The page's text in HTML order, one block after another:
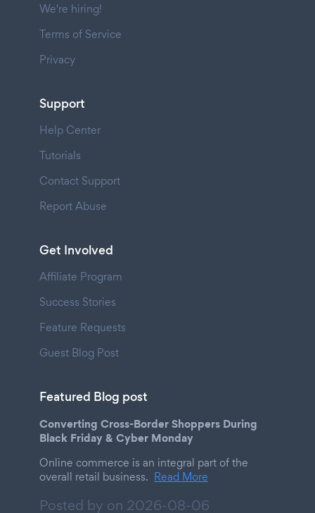
We're hiring!
Terms of Service
Privacy
Support
Help Center
Tutorials
Contact Support
Report Abuse
Get Involved
Affiliate Program
Success Stories
Feature Requests
Guest Blog Post
Featured Blog post
Converting Cross-Border Shoppers During
Black Friday & Cyber Monday
Online commerce is an integral part of the
overall retail business. Read More
Posted by on 2026-08-06